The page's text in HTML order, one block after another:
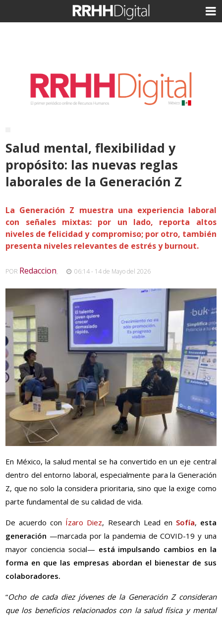
Salud mental, flexibilidad y
propósito: las nuevas reglas
laborales de la Generación Z
La Generación Z muestra una experiencia laboral
con señales mixtas: por un lado, reporta altos
niveles de felicidad y compromiso; por otro, también
presenta niveles relevantes de estrés y burnout.
POR Redaccion, 06:14 - 14 de Mayo del 2026
En México, la salud mental se ha convertido en un eje central
dentro del entorno laboral, especialmente para la Generación
Z, que no solo la considera prioritaria, sino que la exige como
parte fundamental de su calidad de vida.
De acuerdo con Ízaro Diez, Research Lead en Sofía, esta
generación —marcada por la pandemia de COVID-19 y una
mayor conciencia social— está impulsando cambios en la
forma en que las empresas abordan el bienestar de sus
colaboradores.
“Ocho de cada diez jóvenes de la Generación Z consideran
que los beneficios relacionados con la salud física y mental